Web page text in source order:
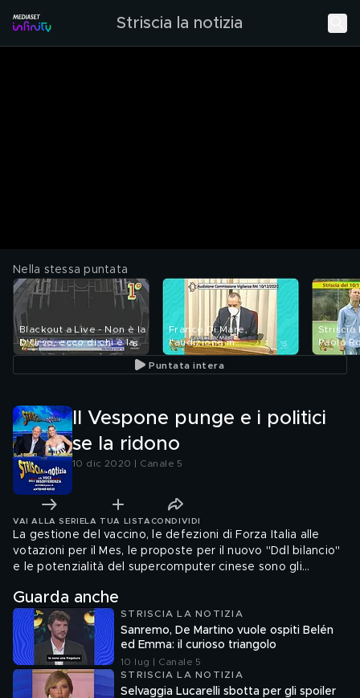
Striscia la notizia
Nella stessa puntata
Blackout a Live - Non è la
D'Urso, ecco di chi è la
colpa
Franco Di Mare,
l'audizione in
Commissione di vigilanza
Striscia
Paolo
Puntata intera
Il Vespone punge e i politici
se la ridono
10 dic 2020 | Canale 5
VAI ALLA SERIE LA TUA LISTA CONDIVIDI
La gestione del vaccino, le defezioni di Forza Italia alle
votazioni per il Mes, le proposte per il nuovo "Ddl bilancio"
e le potenzialità del supercomputer cinese sono gli
Francesco Paolo Sisto di Forza Italia, Antonio Misiani del PD,
Claudio Durigon ed Edoardo Rixi della Lega e Pierluigi
Bersani di Liberi e Uguali
Guarda anche
STRISCIA LA NOTIZIA
Sanremo, De Martino vuole ospiti Belén
ed Emma: il curioso triangolo
10 lug | Canale 5
STRISCIA LA NOTIZIA
Selvaggia Lucarelli sbotta per gli spoiler